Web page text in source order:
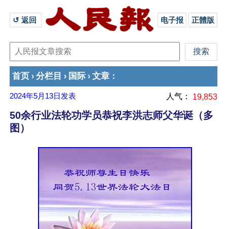
↺ 返回 电子报 正體版
首页 › 分栏目 › 国际 › 文章 ：
2024年5月13日 发表 人气： 19,853
50余行业法轮功学员恭祝李洪志师父华诞（多
图）